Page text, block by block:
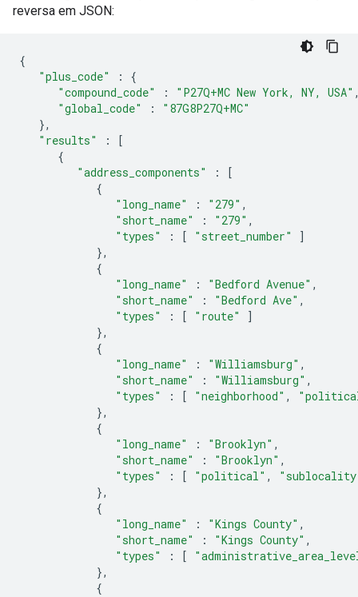
reversa em JSON:
{
"plus_code"
:
{
"compound_code"
: "P27Q+MC New York, NY, USA"
"global_code"
:
"87G8P27Q+MC"
},
"results"
:
[
{
"address_components"
:
[
{
"long_name"
: "279" ,
"short_name"
: "279" ,
"types"
: [ "street_number"
]
},
{
"long_name"
: "Bedford Avenue" ,
"short_name"
: "Bedford Ave" ,
"types"
: [ "route"
]
},
{
"long_name"
: "Williamsburg" ,
"short_name"
: "Williamsburg" ,
"types"
: [ "neighborhood" ,
},
{
"long_name"
: "Brooklyn" ,
"short_name"
: "Brooklyn" ,
"types"
: [ "political" ,
},
{
"long_name"
: "Kings County" ,
"short_name"
: "Kings County" ,
"types"
: [
},
{